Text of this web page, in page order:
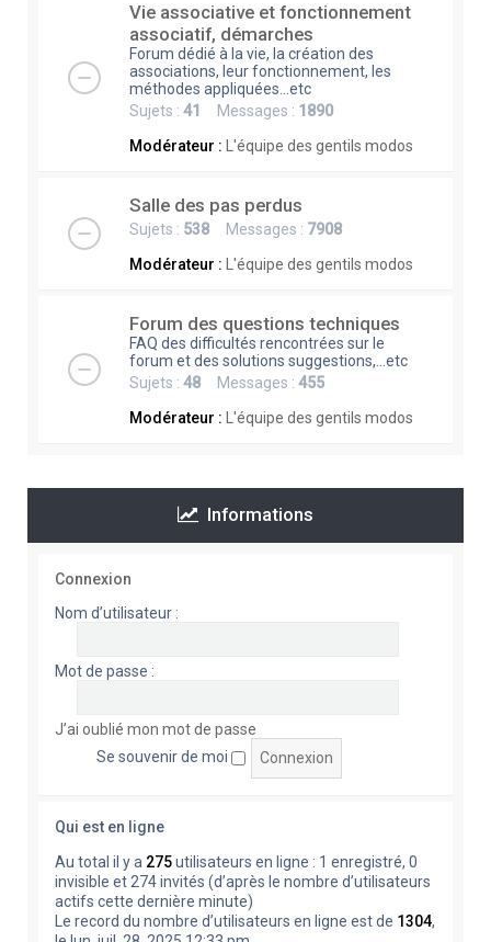
Vie associative et fonctionnement
associatif, démarches
Forum dédié à la vie, la création des
associations, leur fonctionnement, les
méthodes appliquées...etc
Sujets : 41 Messages : 1890
Modérateur :
L'équipe des gentils modos
Salle des pas perdus
Sujets : 538 Messages : 7908
Modérateur :
L'équipe des gentils modos
Forum des questions techniques
FAQ des difficultés rencontrées sur le
forum et des solutions suggestions,...etc
Sujets : 48 Messages : 455
Modérateur :
L'équipe des gentils modos
Informations
Connexion
Nom d’utilisateur :
Mot de passe :
J’ai oublié mon mot de passe
Se souvenir de moi
Qui est en ligne
Au total il y a 275utilisateurs en ligne : 1 enregistré, 0
invisible et 274 invités (d’après le nombre d’utilisateurs
actifs cette dernière minute)
Le record du nombre d’utilisateurs en ligne est de 1304,